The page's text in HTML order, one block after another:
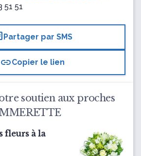
51 51
Partager par SMS
linkCopier le lien
soutien aux proches
fleurs à la